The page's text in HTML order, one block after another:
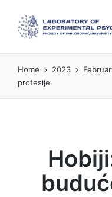
Home 2023
profesije